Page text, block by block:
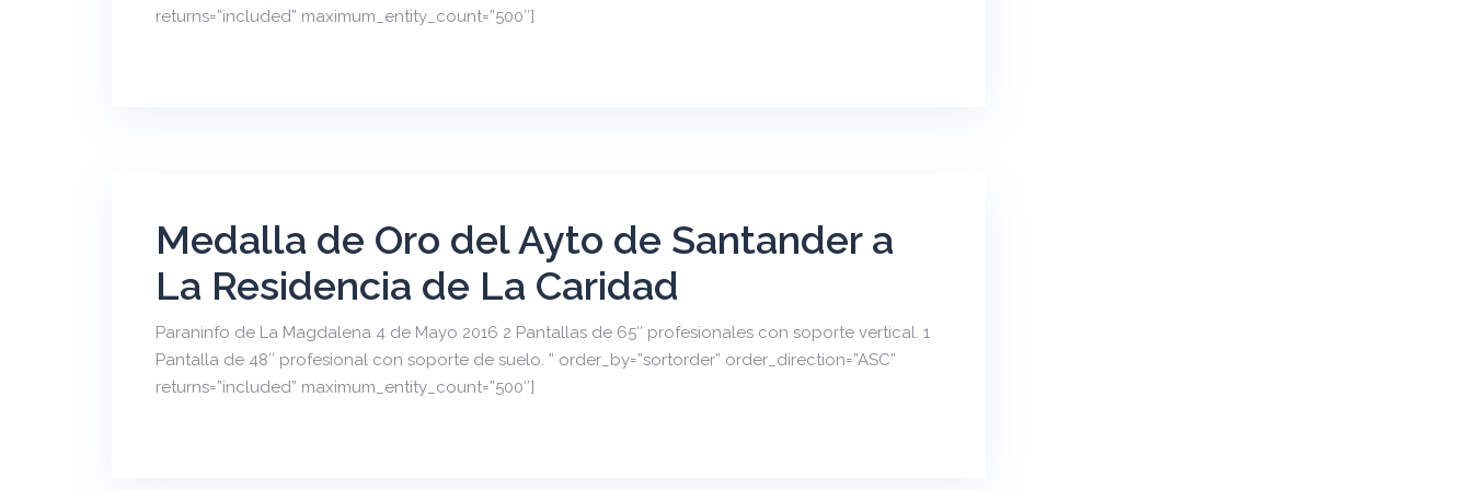
returns=”included” maximum_entity_count=”500″]
Medalla de Oro del Ayto de Santander a
La Residencia de La Caridad
Paraninfo de La Magdalena 4 de Mayo 2016 2 Pantallas de 65″ profesionales con soporte vertical. 1
Pantalla de 48″ profesional con soporte de suelo. ” order_by=”sortorder” order_direction=”ASC”
returns=”included” maximum_entity_count=”500″]